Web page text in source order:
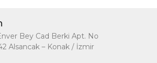
Bey Cad Berki Apt. No
Alsancak – Konak / İzmir